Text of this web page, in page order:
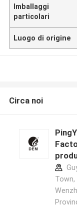
Imballaggi
particolari
Luogo di origine
Circa noi
Town,